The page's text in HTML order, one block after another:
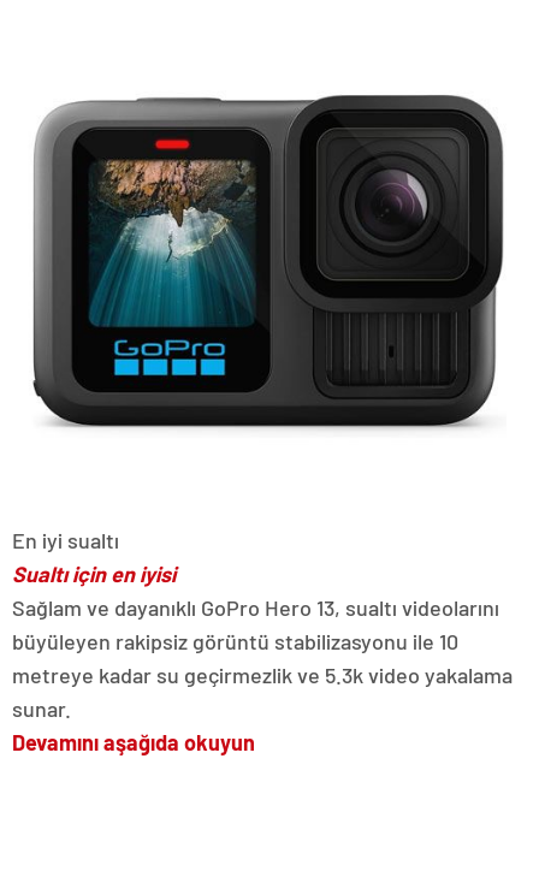
En iyi sualtı
Sualtı için en iyisi
Sağlam ve dayanıklı GoPro Hero 13, sualtı videolarını
büyüleyen rakipsiz görüntü stabilizasyonu ile 10
metreye kadar su geçirmezlik ve 5.3k video yakalama
sunar.
Devamını aşağıda okuyun